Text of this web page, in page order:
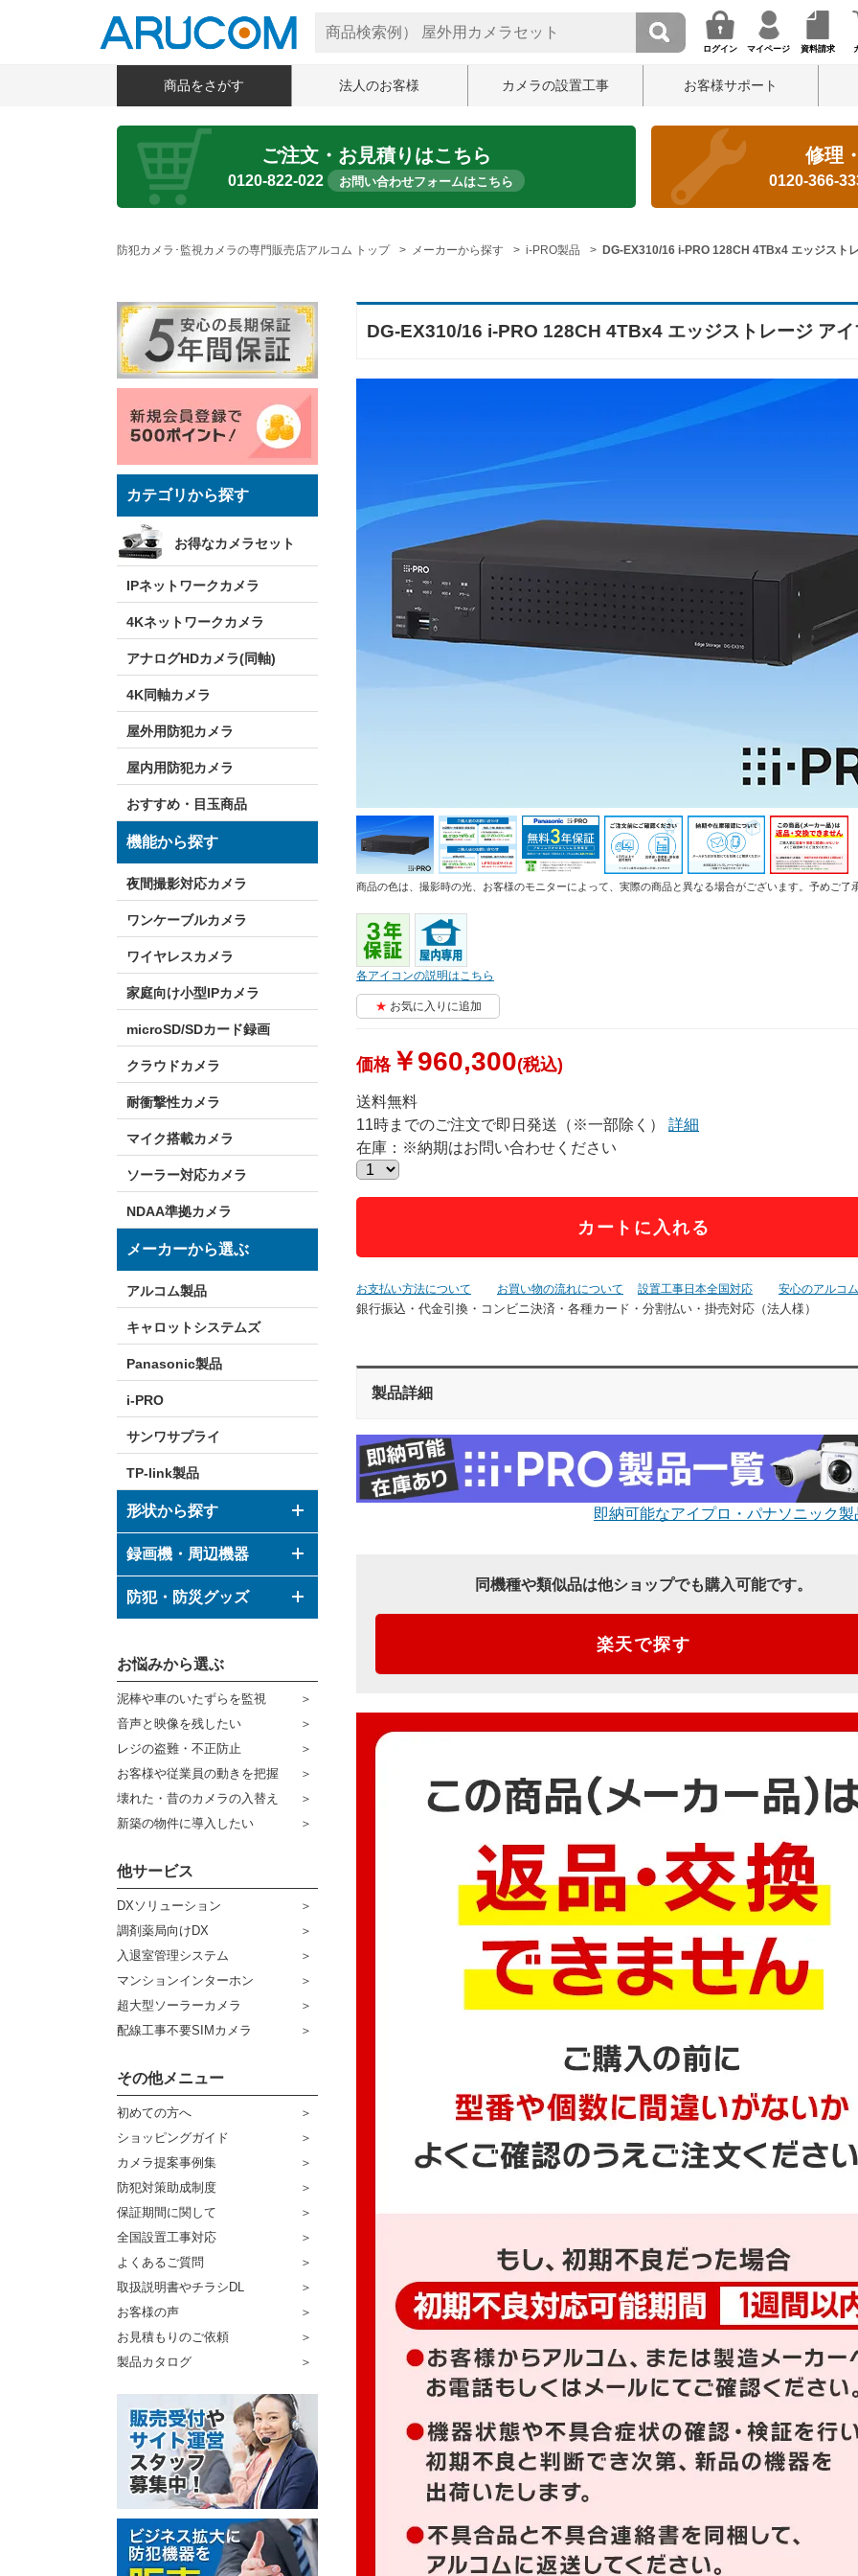
ログイン マイページ 資料請求
商品をさがす 法人のお客様 カメラの設置工事 お客様サポート
ご注文・お見積りはこちら
0120-822-022 お問い合わせフォームはこちら
修理
0120-366-
防犯カメラ･監視カメラの専門販売店アルコム トップ メーカーから探す i-PRO製品 DG-EX310/16 i-PRO 128CH 4TBx4 エッジスト
カテゴリから探す
お得なカメラセット
IPネットワークカメラ
4Kネットワークカメラ
アナログHDカメラ(同軸)
4K同軸カメラ
屋外用防犯カメラ
屋内用防犯カメラ
おすすめ・目玉商品
機能から探す
夜間撮影対応カメラ
ワンケーブルカメラ
ワイヤレスカメラ
家庭向け小型IPカメラ
microSD/SDカード録画
クラウドカメラ
耐衝撃性カメラ
マイク搭載カメラ
ソーラー対応カメラ
NDAA準拠カメラ
メーカーから選ぶ
アルコム製品
キャロットシステムズ
Panasonic製品
i-PRO
サンワサプライ
TP-link製品
形状から探す
ドーム型カメラ
ボックス型カメラ
その他形状のカメラ
録画機・周辺機器
デジタルレコーダー
ハウジング
ブラケット
ケーブル
コネクター
その他周辺機器
防犯・防災グッズ
防災グッズ
センサーライト・アラーム
防犯ステッカー
宅配ボックス
販売終了商品
お悩みから選ぶ
泥棒や車のいたずらを監視
音声と映像を残したい
レジの盗難・不正防止
お客様や従業員の動きを把握
壊れた・昔のカメラの入替え
新築の物件に導入したい
他サービス
DXソリューション
調剤薬局向けDX
入退室管理システム
マンションインターホン
超大型ソーラーカメラ
配線工事不要SIMカメラ
その他メニュー
初めての方へ
ショッピングガイド
カメラ提案事例集
防犯対策助成制度
保証期間に関して
全国設置工事対応
よくあるご質問
取扱説明書やチラシDL
お客様の声
お見積もりのご依頼
製品カタログ
DG-EX310/16 i-PRO 128CH 4TBx4 エッジストレージ アイ
商品の色は、撮影時の光、お客様のモニターによって、実際の商品と異なる場合がございます。予めご了
各アイコンの説明はこちら
お気に入りに追加
価格￥960,300(税込)
送料無料
11時までのご注文で即日発送（※一部除く） 詳細
在庫：※納期はお問い合わせください
カートに入れる
お支払い方法について お買い物の流れについて 設置工事日本全国対応 安心のアルコ
銀行振込・代金引換・コンビニ決済・ 各種カード・分割払い・掛売対応（法人様）
製品詳細
即納可能なアイプロ・パナソニック製
同機種や類似品は他ショップでも購入可能です。
楽天で探す